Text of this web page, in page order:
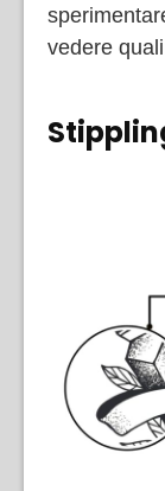
vedere